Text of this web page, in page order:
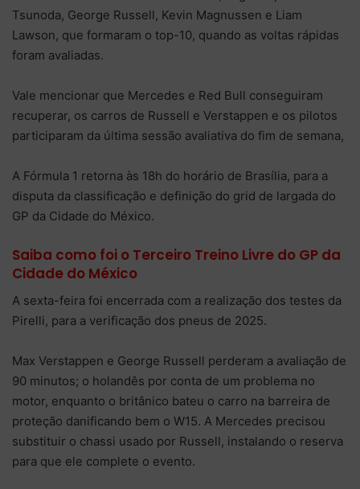
Tsunoda, George Russell, Kevin Magnussen e Liam
Lawson, que formaram o top-10, quando as voltas rápidas
foram avaliadas.
Vale mencionar que Mercedes e Red Bull conseguiram
recuperar, os carros de Russell e Verstappen e os pilotos
participaram da última sessão avaliativa do fim de semana,
A Fórmula 1 retorna às 18h do horário de Brasília, para a
disputa da classificação e definição do grid de largada do
GP da Cidade do México.
Saiba como foi o Terceiro Treino Livre do GP da
Cidade do México
A sexta-feira foi encerrada com a realização dos testes da
Pirelli, para a verificação dos pneus de 2025.
Max Verstappen e George Russell perderam a avaliação de
90 minutos; o holandês por conta de um problema no
motor, enquanto o britânico bateu o carro na barreira de
proteção danificando bem o W15. A Mercedes precisou
substituir o chassi usado por Russell, instalando o reserva
para que ele complete o evento.